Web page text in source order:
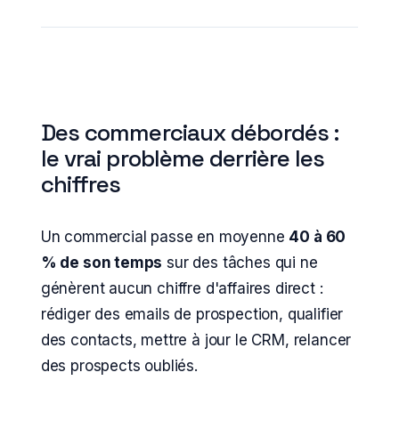
Des commerciaux débordés :
le vrai problème derrière les
chiffres
Un commercial passe en moyenne 40 à 60
% de son temps sur des tâches qui ne
génèrent aucun chiffre d'affaires direct :
rédiger des emails de prospection, qualifier
des contacts, mettre à jour le CRM, relancer
des prospects oubliés.